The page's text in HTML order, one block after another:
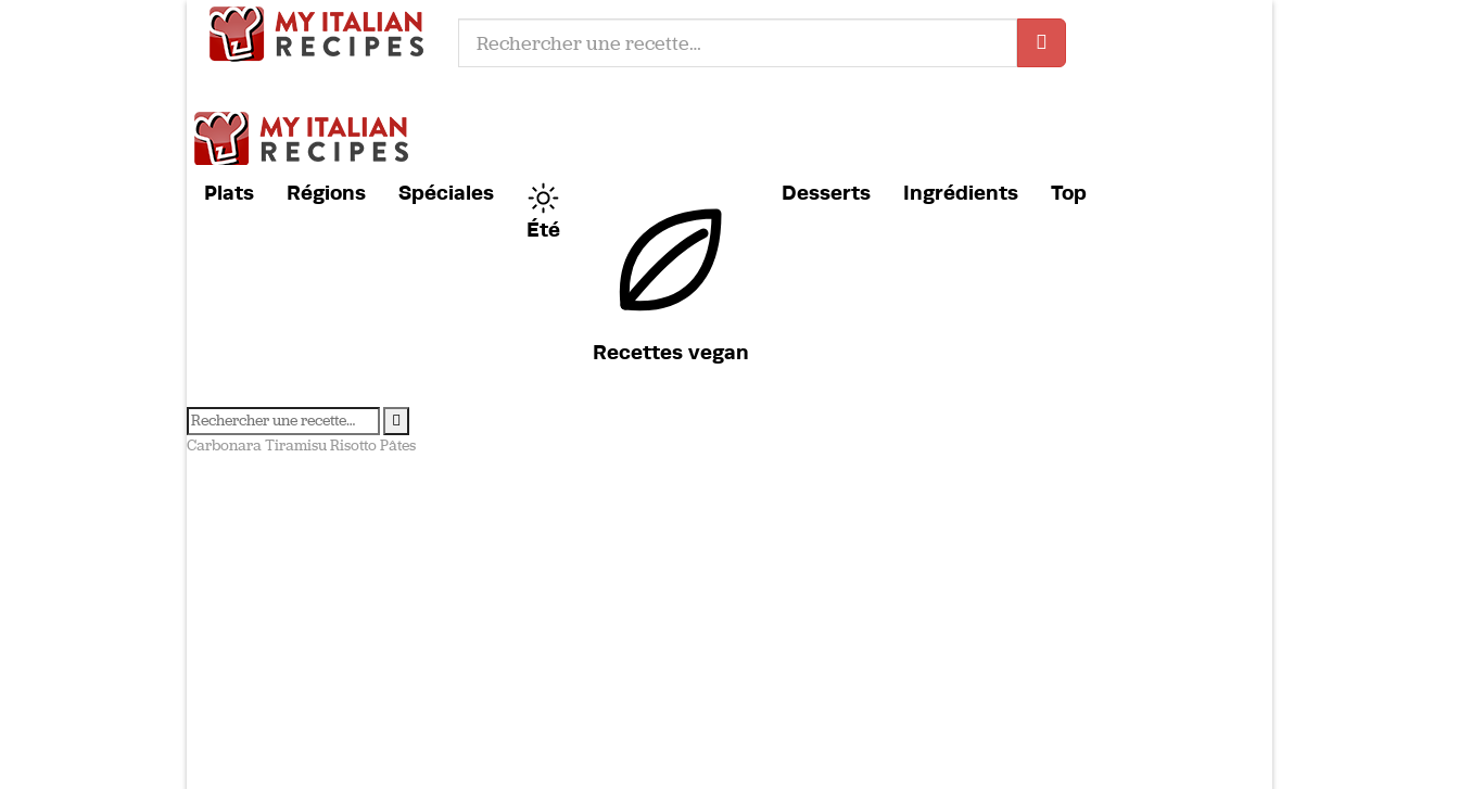
Plats Régions
Spéciales
Été
Recettes vegan
Desserts Ingrédients Top
CarbonaraTiramisuRisottoPâtes